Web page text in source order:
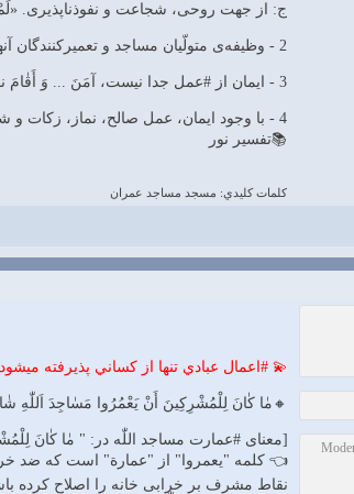
ج: از جهت روحى، شجاعت و نفوذناپذيرى.
2 - وظيفه‌ى متولّيان مساجد و تعميركنندگان آنها، رسيدگى به محرومان است. إِنَّمٰا يَعْمُرُ ... آتَى اَلزَّكٰاةَ‌
3 - ايمان از #عمل جدا نيست، آمَنَ‌ ... وَ أَقٰامَ‌ نماز از #زكات جدا نيست، «أَقٰامَ‌ اَلصَّلاٰةَ وَ آتَى اَلزَّكٰاةَ‌»
4 - با وجود ايمان، عمل صالح، نماز، زكات و شجاعت، باز هم مغرور نشويم، هنوز خطر انحراف وجود دارد. «فَعَسىٰ أُولٰئِكَ أَنْ يَكُونُوا مِنَ اَلْمُهْتَدِينَ‌»
📚تفسیر نور
كلمات كليدي: مسجد مساجد عمران
💫 #اعمال عبادي تنها از كساني پذيرفته
🔸مٰا كٰانَ لِلْمُشْرِكِينَ أَنْ يَعْمُرُوا مَسٰاجِدَ اَللّٰهِ
[معناى #عمارت مساجد اللّٰه در: " مٰا كٰانَ
👈 كلمه "يعمروا" از "عمارة" است كه ضد
نقاط مشرف بر خرابى خانه را اصلاح كرده